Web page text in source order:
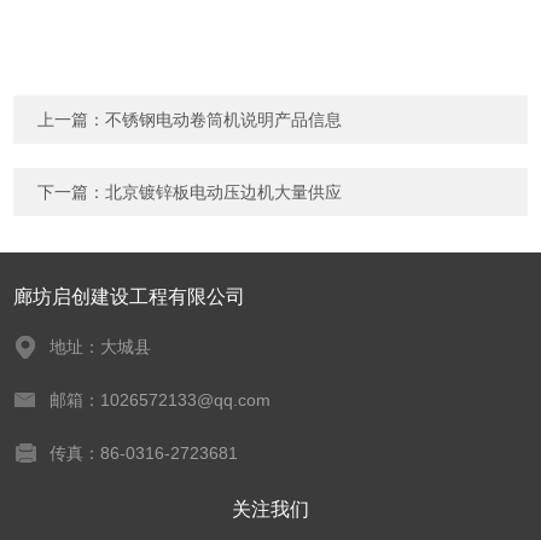
上一篇：不锈钢电动卷筒机说明产品信息
下一篇：北京镀锌板电动压边机大量供应
廊坊启创建设工程有限公司
地址：大城县
邮箱：1026572133@qq.com
传真：86-0316-2723681
关注我们